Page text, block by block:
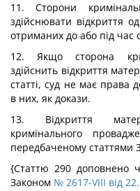
11. Сторони
здійснювати відкриття
отриманих до або під час
12. Якщо сторона
здійснить відкриття
статті, суд не має права
в них, як докази.
13. Відкриття
кримінального
передбаченому статтями
{Статтю 290 доповнено
Законом № 2617-VIII від